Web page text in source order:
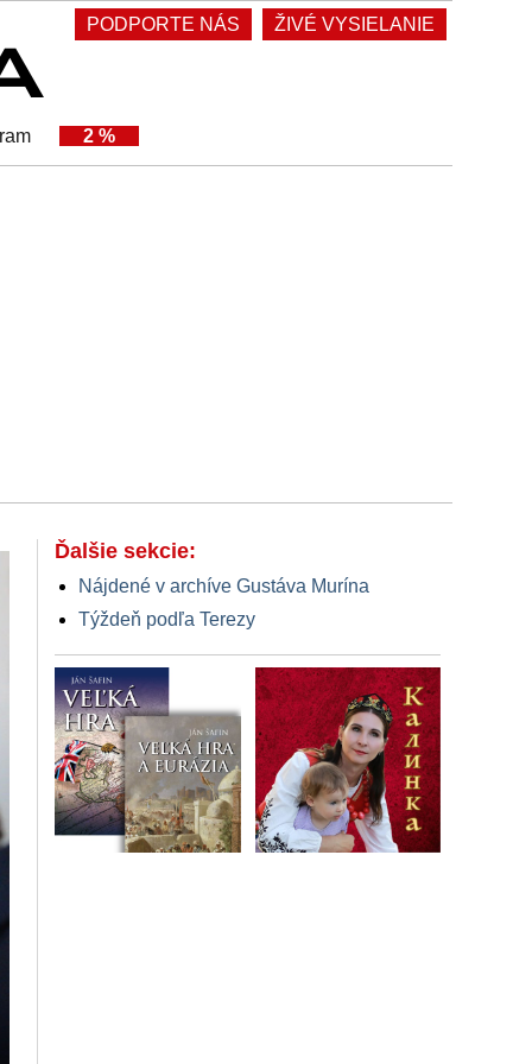
PODPORTE NÁS ŽIVÉ VYSIELANIE
2 %
Ďalšie sekcie:
Nájdené v archíve Gustáva Murína
Týždeň podľa Terezy